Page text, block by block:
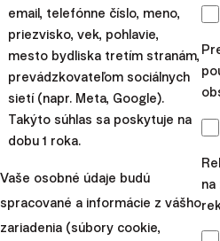
Odporúčame
email, telefónne číslo, meno,
priezvisko, vek, pohlavie,
mesto bydliska tretím stranám,
prevádzkovateľom sociálnych
sietí (napr. Meta, Google).
Takýto súhlas sa poskytuje na
dobu 1 roka.
Vaše osobné údaje budú
spracované a informácie z vášho
zariadenia (súbory cookie,
na